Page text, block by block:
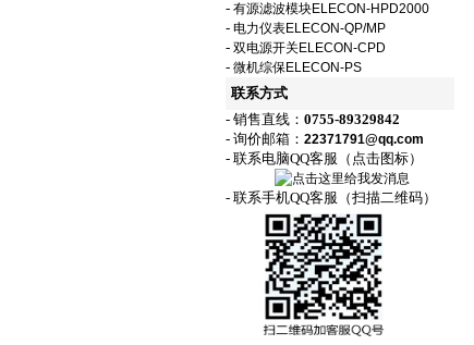
- 有源滤波模块ELECON-HPD2000
- 电力仪表ELECON-QP/MP
- 双电源开关ELECON-CPD
- 微机综保ELECON-PS
联系方式
- 销售直线： 0755-89329842
- 询价邮箱： 22371791@qq.com
- 联系电脑QQ客服（点击图标）
- 联系手机QQ客服（扫描二维码）